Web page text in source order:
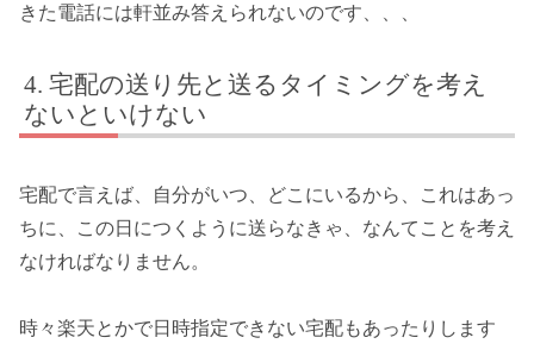
きた電話には軒並み答えられないのです、、、
宅配の送り先と送るタイミングを考え
ないといけない
宅配で言えば、自分がいつ、どこにいるから、これはあっ
ちに、この日につくように送らなきゃ、なんてことを考え
なければなりません。
時々楽天とかで日時指定できない宅配もあったりします